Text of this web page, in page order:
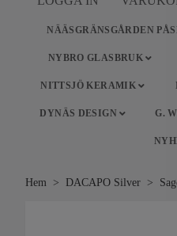
NÄÄSGRÄNSGÅRDEN
NYBRO GLASBRUK
NITTSJÖ KERAMIK
DYNÄS DESIGN G.
Hem DACAPO Silver